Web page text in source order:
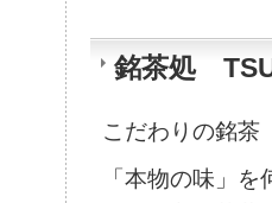
銘茶処
こだわりの銘茶
「本物の味」